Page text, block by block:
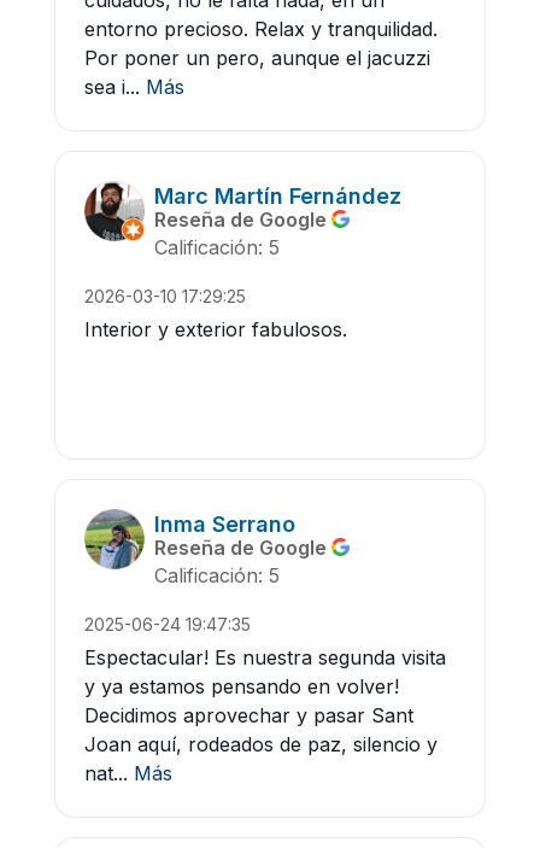
entorno precioso. Relax y tranquilidad.
Por poner un pero, aunque el jacuzzi
sea i... Más
Marc Martín Fernández
Reseña de Google
Calificación: 5
2026-03-10 17:29:25
Interior y exterior fabulosos.
Inma Serrano
Reseña de Google
Calificación: 5
2025-06-24 19:47:35
Espectacular! Es nuestra segunda visita
y ya estamos pensando en volver!
Decidimos aprovechar y pasar Sant
Joan aquí, rodeados de paz, silencio y
nat... Más